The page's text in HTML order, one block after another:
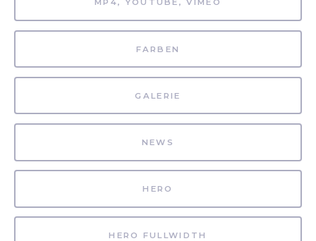
MP4, YOUTUBE, VIMEO
FARBEN
GALERIE
NEWS
HERO
HERO FULLWIDTH